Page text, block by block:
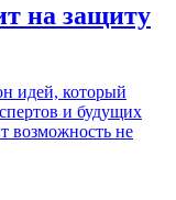
на защиту
идей, который
и будущих
возможность не